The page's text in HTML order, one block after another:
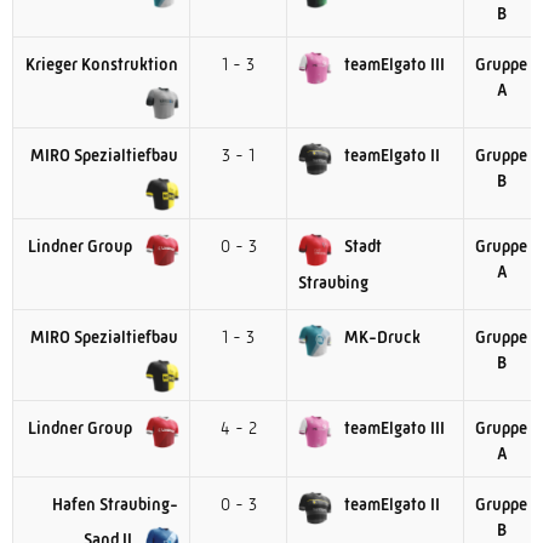
B
Krieger Konstruktion 1 - 3 teamElgato III
Gruppe
A
MIRO Spezialtiefbau 3 - 1 teamElgato II
Gruppe
B
Lindner Group 0 - 3
Stadt
Straubing
Gruppe
A
MIRO Spezialtiefbau 1 - 3 MK-Druck
Gruppe
B
Lindner Group 4 - 2 teamElgato III
Gruppe
A
Hafen Straubing-
0 - 3 teamElgato II
Gruppe
B